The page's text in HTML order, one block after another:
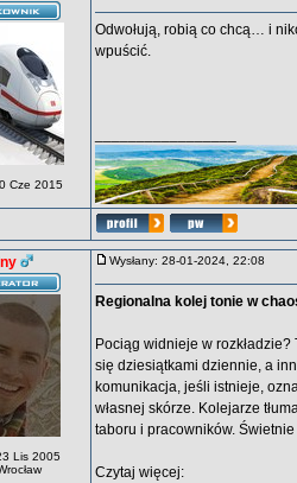
Cze 2015
Odwołują, robią co chcą… i
wpuścić.
Lis 2005
Wysłany: 28-01-2024, 22:08
Regionalna kolej tonie w
Pociąg widnieje w
się dziesiątkami dziennie, a
komunikacja, jeśli istnieje,
własnej skórze. Kolejarze
taboru i pracowników.
Czytaj więcej: